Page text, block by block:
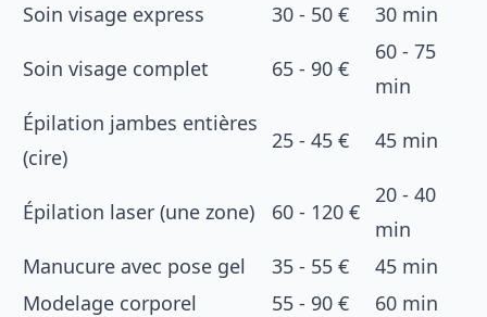
Soin visage express 30 - 50 € 30 min
Soin visage complet 65 - 90 €
60 - 75
min
Épilation jambes entières
(cire)
25 - 45 € 45 min
Épilation laser (une zone) 60 - 120 €
20 - 40
min
Manucure avec pose gel
35 - 55 €
45 min
Modelage corporel
55 - 90 € 60 min